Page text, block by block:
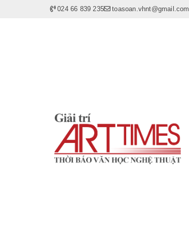
024 66 839 235 toasoan.vhnt@gmail.com